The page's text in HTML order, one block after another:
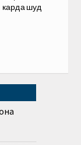
карда шуд